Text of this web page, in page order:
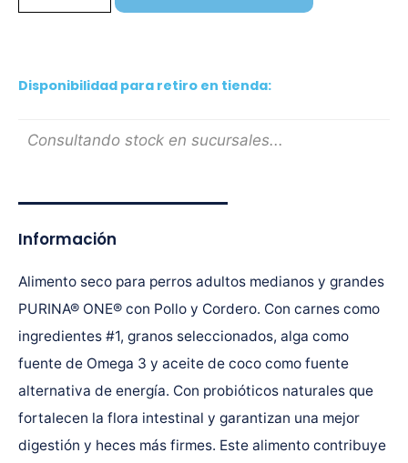
Disponibilidad para retiro en tienda:
Consultando stock en sucursales...
Información
Alimento seco para perros adultos medianos y grandes
PURINA® ONE® con Pollo y Cordero. Con carnes como
ingredientes #1, granos seleccionados, alga como
fuente de Omega 3 y aceite de coco como fuente
alternativa de energía. Con probióticos naturales que
fortalecen la flora intestinal y garantizan una mejor
digestión y heces más firmes. Este alimento contribuye